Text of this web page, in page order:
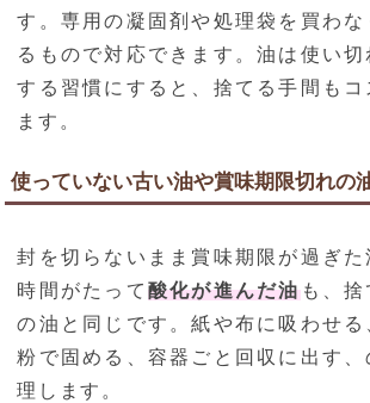
す。専用の凝固剤や処理袋を買わな
るもので対応できます。油は使い
する習慣にすると、捨てる手間も
ます。
使っていない古い油や賞味期限切れの
封を切らないまま賞味期限が過ぎた
時間がたって 酸化が進んだ油も、捨
の油と同じです。紙や布に吸わせる
粉で固める、容器ごと回収に出す
理します。